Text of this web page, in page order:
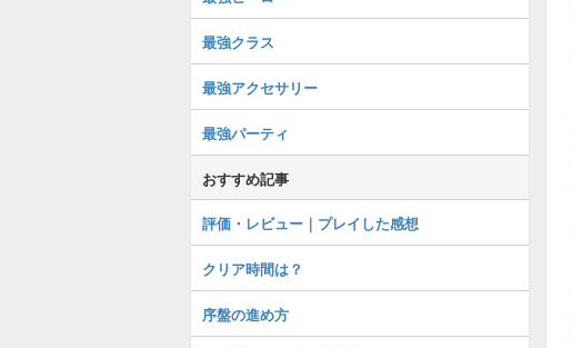
最強クラス
最強アクセサリー
最強パーティ
おすすめ記事
評価・レビュー｜プレイした感想
クリア時間は？
序盤の進め方